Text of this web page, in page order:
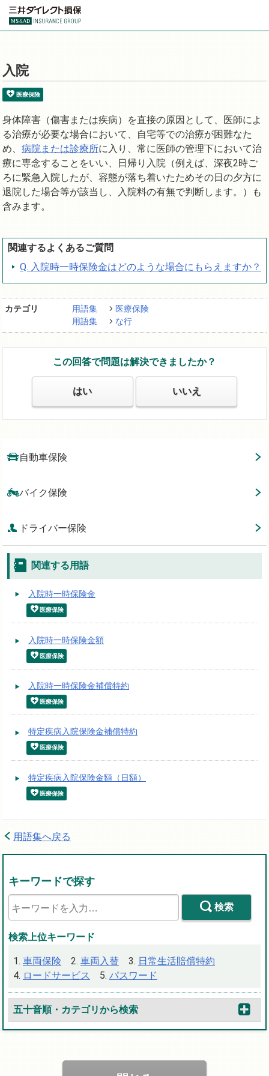
入院
医療保険
身体障害（傷害または疾病）を直接の原因として、医師によ
る治療が必要な場合において、自宅等での治療が困難なた
め、 病院または診療所に入り、常に医師の管理下において治
療に専念することをいい、日帰り入院（例えば、深夜2時ご
ろに緊急入院したが、容態が落ち着いたためその日の夕方に
退院した場合等が該当し、入院料の有無で判断します。）も
含みます。
関連するよくあるご質問
Q. 入院時一時保険金はどのような場合にもらえますか？
カテゴリ 用語集
医療保険
用語集
な行
この回答で問題は解決できましたか？
はい いいえ
自動車保険
バイク保険
ドライバー保険
関連する用語
入院時一時保険金
医療保険
入院時一時保険金額
医療保険
入院時一時保険金補償特約
医療保険
特定疾病入院保険金補償特約
医療保険
特定疾病入院保険金額（日額）
医療保険
用語集へ戻る
キーワードで探す
検索
検索上位キーワード
車両保険 車両入替
日常生活賠償特約
ロードサービス
パスワード
五十音順・カテゴリから検索